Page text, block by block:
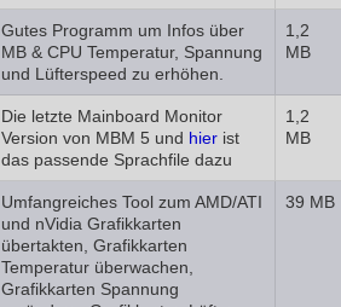
Gutes Programm um Infos über
MB & CPU Temperatur, Spannung
und Lüfterspeed zu erhöhen.
1,2
MB
Die letzte Mainboard Monitor
Version von MBM 5 und hier ist
das passende Sprachfile dazu
1,2
MB
Umfangreiches Tool zum AMD/ATI
und nVidia Grafikkarten
übertakten, Grafikkarten
Temperatur überwachen,
Grafikkarten Spannung
39 MB